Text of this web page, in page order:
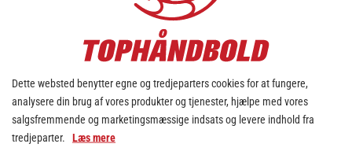
Dette websted benytter egne og tredjeparters cookies for at fungere,
analysere din brug af vores produkter og tjenester, hjælpe med vores
salgsfremmende og marketingsmæssige indsats og levere indhold fra
tredjeparter. Læs mere